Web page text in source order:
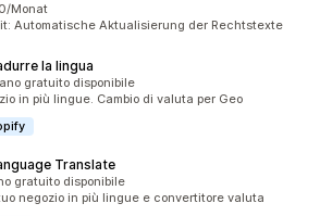
Monat
Automatische Aktualisierung der Rechtstexte
la lingua
totaligratuito disponibile
in più lingue. Cambio di valuta per Geo
Translate
gratuito disponibile
negozio in più lingue e convertitore valuta